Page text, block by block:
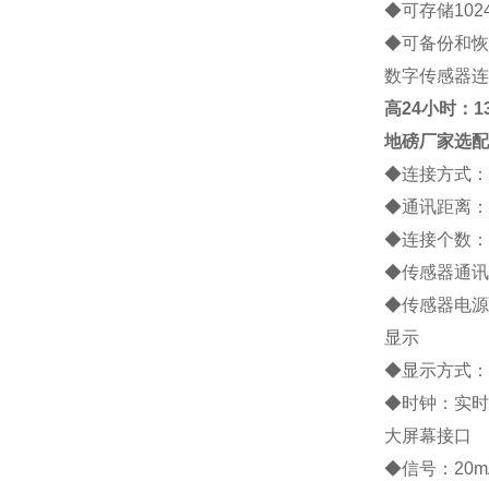
◆可存储
◆可备份和
数字传感器
高24小时：
地磅厂家选
◆连接方式：
◆通讯距离
◆连接个数：
◆传感器通
◆传感器电
显示
◆显示方式：
◆时钟：实
大屏幕接口
◆信号：